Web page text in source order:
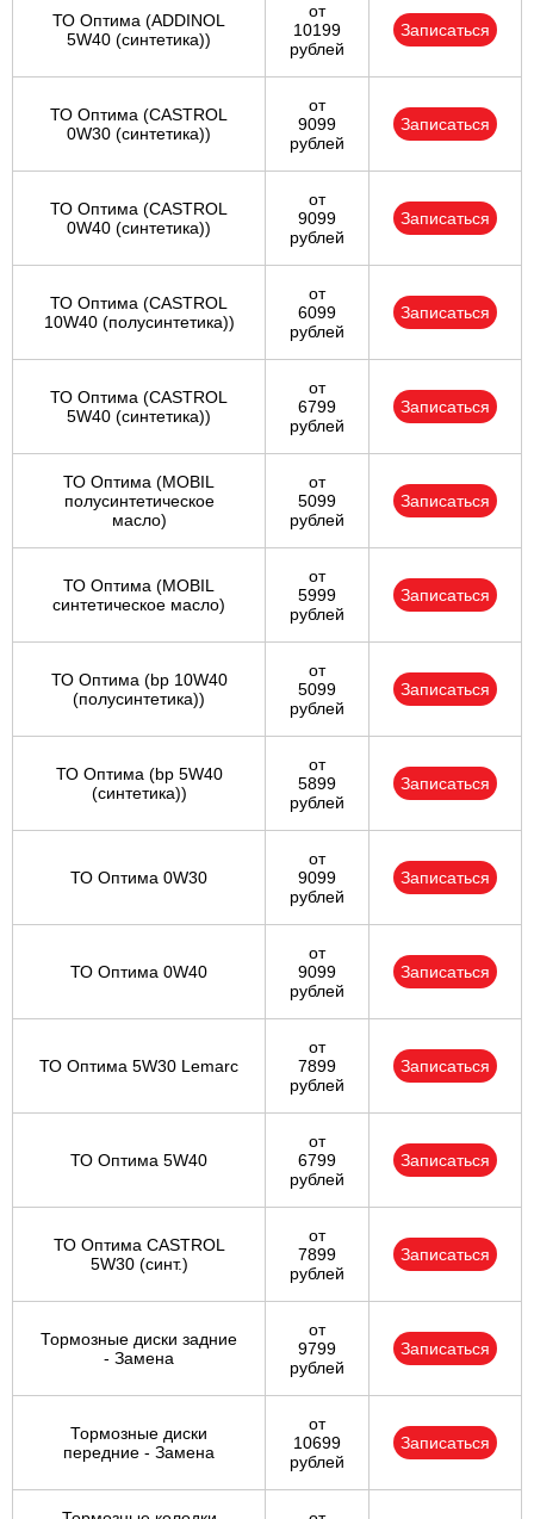
ТО Оптима (ADDINOL
5W40 (синтетика))
от
10199
рублей
Записаться
ТО Оптима (CASTROL
0W30 (синтетика))
от
9099
рублей
Записаться
ТО Оптима (CASTROL
0W40 (синтетика))
от
9099
рублей
Записаться
ТО Оптима (CASTROL
10W40 (полусинтетика))
от
6099
рублей
Записаться
ТО Оптима (CASTROL
5W40 (синтетика))
от
6799
рублей
Записаться
ТО Оптима (MOBIL
полусинтетическое
масло)
от
5099
рублей
Записаться
ТО Оптима (MOBIL
синтетическое масло)
от
5999
рублей
Записаться
ТО Оптима (bp 10W40
(полусинтетика))
от
5099
рублей
Записаться
ТО Оптима (bp 5W40
(синтетика))
от
5899
рублей
Записаться
ТО Оптима 0W30
от
9099
рублей
Записаться
ТО Оптима 0W40
от
9099
рублей
Записаться
ТО Оптима 5W30 Lemarc
от
7899
рублей
Записаться
ТО Оптима 5W40
от
6799
рублей
Записаться
ТО Оптима CASTROL
5W30 (синт.)
от
7899
рублей
Записаться
Тормозные диски задние
- Замена
от
9799
рублей
Записаться
Тормозные диски
передние - Замена
от
10699
рублей
Записаться